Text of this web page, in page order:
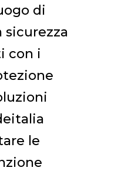
di
sicurezza
con i
le